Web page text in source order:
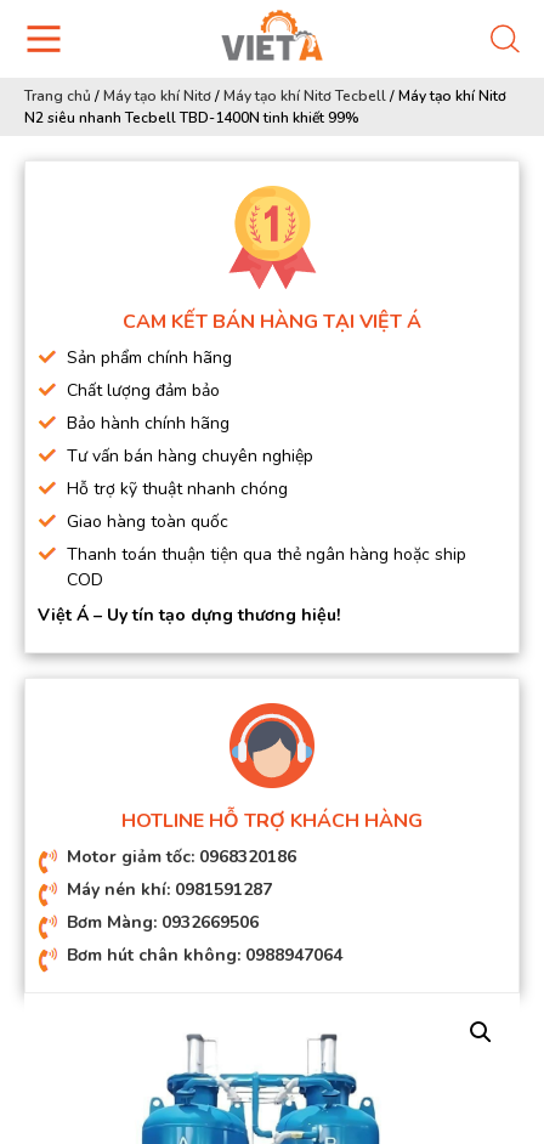
Trang chủ /Máy tạo khí Nitơ/Máy tạo khí Nitơ Tecbell/Máy tạo khí Nitơ
N2 siêu nhanh Tecbell TBD-1400N tinh khiết 99%
CAM KẾT BÁN HÀNG TẠI VIỆT Á
Sản phẩm chính hãng
Chất lượng đảm bảo
Bảo hành chính hãng
Tư vấn bán hàng chuyên nghiệp
Hỗ trợ kỹ thuật nhanh chóng
Giao hàng toàn quốc
Thanh toán thuận tiện qua thẻ ngân hàng hoặc ship
COD
Việt Á – Uy tín tạo dựng thương hiệu!
HOTLINE HỖ TRỢ KHÁCH HÀNG
Motor giảm tốc: 0968320186
Máy nén khí: 0981591287
Bơm Màng: 0932669506
Bơm hút chân không: 0988947064